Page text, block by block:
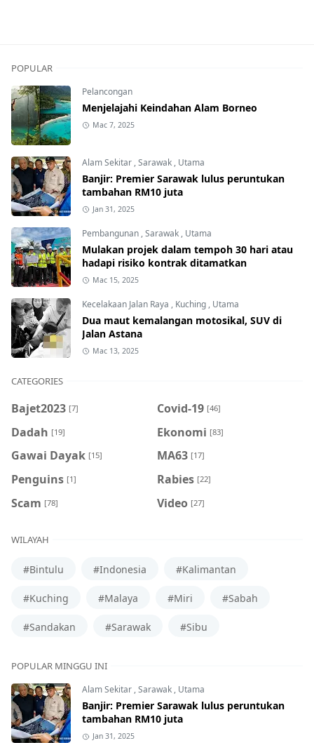
POPULAR
Pelancongan
Menjelajahi Keindahan Alam Borneo
Mac 7, 2025
Alam Sekitar ,Sarawak , Utama
Banjir: Premier Sarawak lulus peruntukan
tambahan RM10 juta
Jan 31, 2025
Pembangunan ,Sarawak , Utama
Mulakan projek dalam tempoh 30 hari atau
hadapi risiko kontrak ditamatkan
Mac 15, 2025
Kecelakaan Jalan Raya , Kuching , Utama
Dua maut kemalangan motosikal, SUV di
Jalan Astana
Mac 13, 2025
CATEGORIES
Bajet2023 [7] Covid-19 [46]
Dadah [19] Ekonomi [83]
Gawai Dayak [15] MA63 [17]
Penguins [1] Rabies [22]
Scam [78] Video [27]
WILAYAH
#Bintulu #Indonesia #Kalimantan
#Kuching #Malaya #Miri #Sabah
#Sandakan #Sarawak #Sibu
POPULAR MINGGU INI
Alam Sekitar,Sarawak, Utama
Banjir: Premier Sarawak lulus peruntukan
tambahan RM10 juta
Jan 31, 2025